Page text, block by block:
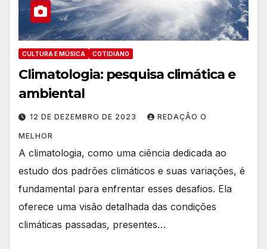
CULTURA E MÚSICA COTIDIANO
Climatologia: pesquisa climática e
ambiental
12 DE DEZEMBRO DE 2023 REDAÇÃO O
MELHOR
A climatologia, como uma ciência dedicada ao
estudo dos padrões climáticos e suas variações, é
fundamental para enfrentar esses desafios. Ela
oferece uma visão detalhada das condições
climáticas passadas, presentes…